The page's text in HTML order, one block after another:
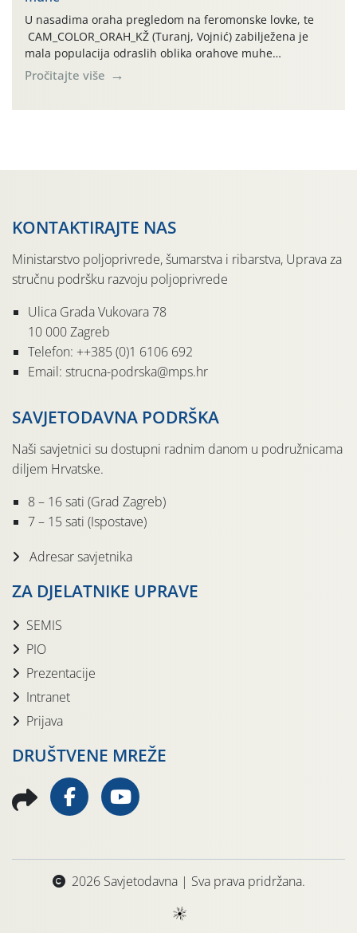
U nasadima oraha pregledom na feromonske lovke, te
CAM_COLOR_ORAH_KŽ (Turanj, Vojnić) zabilježena je
mala populacija odraslih oblika orahove muhe
(Rhagoletis completa). Niska brojnost može se objasniti
činjenicom da je riječ o mladim nasadima s vrlo malim
Pročitajte više
KONTAKTIRAJTE NAS
Ministarstvo poljoprivrede, šumarstva i ribarstva, Uprava za
stručnu podršku razvoju poljoprivrede
Ulica Grada Vukovara 78
10 000 Zagreb
Telefon: ++385 (0)1 6106 692
Email: strucna-podrska@mps.hr
SAVJETODAVNA PODRŠKA
Naši savjetnici su dostupni radnim danom u podružnicama
diljem Hrvatske.
8 – 16 sati (Grad Zagreb)
7 – 15 sati (Ispostave)
Adresar savjetnika
ZA DJELATNIKE UPRAVE
SEMIS
PIO
Prezentacije
Intranet
Prijava
DRUŠTVENE MREŽE
2026 Savjetodavna | Sva prava pridržana.